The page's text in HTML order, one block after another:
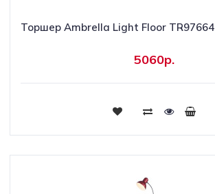
Торшер Ambrella Light Floor TR97664
5060р.
Купить